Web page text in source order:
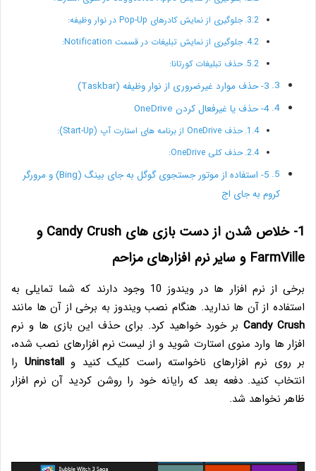
جلوگیری از نمایش کادرهای Pop-Up در نوار وظیفه:
جلوگیری از نمایش تبلیغات در قسمت Notification:
حذف تبلیغات کورتانا:
3- حذف موارد غیرضروری از نوار وظیفه (Taskbar)
4- حذف یا غیرفعال کردن OneDrive
حذف OneDrive از برنامه های استارت آپ (Start-Up):
حذف کلی OneDrive:
5- استفاده از موتور جستجوی گوگل به جای بینگ (Bing) و مرورگر
کروم به جای اج
1- خلاص شدن از دست بازی های Candy Crush و
FarmVille و سایر نرم افزارهای مزاحم
برخی از نرم افزار ها در ویندوز 10 وجود دارند که شما تمایلی به
استفاده از آن ها ندارید. هنگام نصب ویندوز به برخی از آن ها مانند
Candy Crush بر خورد خواهید کرد. برای حذف این بازی ها و نرم
افزار ها وارد منوی استارت شوید و از لیست نرم افزارهای نصب شده،
بر روی نرم افزارهای ناخواسته راست کلیک کنید وUninstall را
انتخاب کنید. دفعه بعد که رایانه خود را روشن کردید آن نرم افزار
ظاهر نخواهد شد.